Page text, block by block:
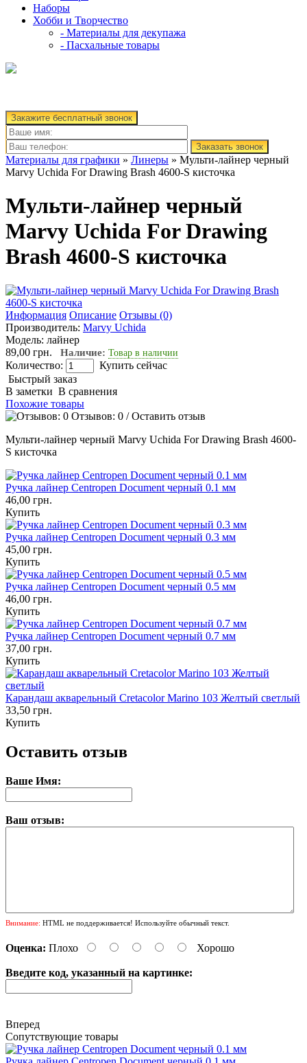
Наборы
Хобби и Творчество
- Материалы для декупажа
- Пасхальные товары
Закажите бесплатный звонок
Заказать звонок
Материалы для графики » Линеры » Мульти-лайнер черный
Marvy Uchida For Drawing Brash 4600-S кисточка
Мульти-лайнер черный
Marvy Uchida For Drawing
Brash 4600-S кисточка
Информация Описание Отзывы (0)
Производитель: Marvy Uchida
Модель: лайнер
89,00 грн. Наличие: Товар в наличии
Количество:
Купить сейчас
Быстрый заказ
В заметки В сравнения
Похожие товары
Отзывов: 0 /Оставить отзыв
Мульти-лайнер черный Marvy Uchida For Drawing Brash 4600-
S кисточка
Ручка лайнер Centropen Document черный 0.1 мм
46,00 грн.
Купить
Ручка лайнер Centropen Document черный 0.3 мм
45,00 грн.
Купить
Ручка лайнер Centropen Document черный 0.5 мм
46,00 грн.
Купить
Ручка лайнер Centropen Document черный 0.7 мм
37,00 грн.
Купить
Карандаш акварельный Cretacolor Marino 103 Желтый светлый
33,50 грн.
Купить
Оставить отзыв
Ваше Имя:
Ваш отзыв:
Внимание: HTML не поддерживается! Используйте обычный текст.
Оценка: Плохо Хорошо
Введите код, указанный на картинке:
Вперед
Сопутствующие товары